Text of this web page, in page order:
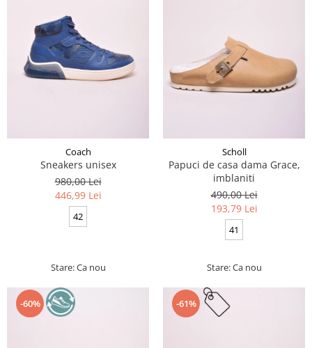
Coach
Sneakers unisex
980,00 Lei
446,99 Lei
42
Stare: Ca nou
Scholl
Papuci de casa dama Grace,
imblaniti
490,00 Lei
193,79 Lei
41
Stare: Ca nou
-60% -61%